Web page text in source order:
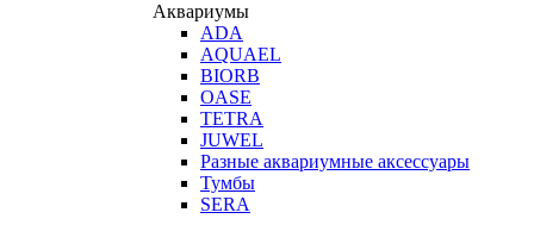
Аквариумы
ADA
AQUAEL
BIORB
OASE
TETRA
JUWEL
Разные аквариумные аксессуары
Тумбы
SERA